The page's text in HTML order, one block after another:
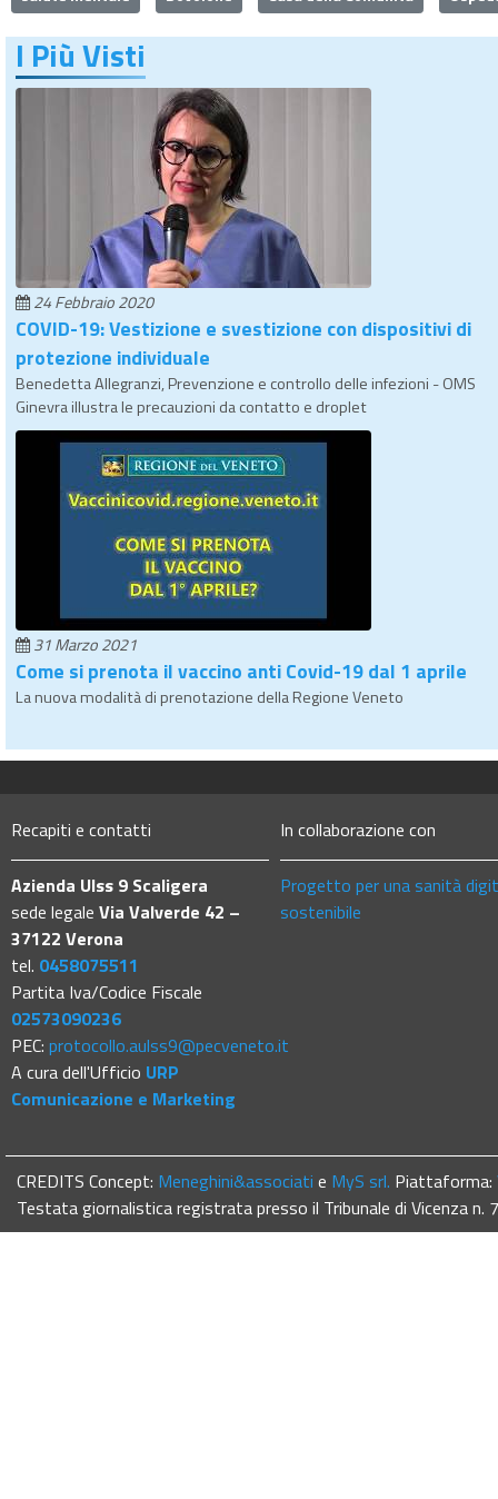
I Più Visti
24 Febbraio 2020
COVID-19: Vestizione e svestizione con dispositivi di
protezione individuale
Benedetta Allegranzi, Prevenzione e controllo delle infezioni - OMS
Ginevra illustra le precauzioni da contatto e droplet
31 Marzo 2021
Come si prenota il vaccino anti Covid-19 dal 1 aprile
La nuova modalità di prenotazione della Regione Veneto
Recapiti e contatti
Azienda Ulss 9 Scaligera
sede legale Via Valverde 42 –
37122 Verona
tel. 0458075511
Partita Iva/Codice Fiscale
02573090236
PEC: protocollo.aulss9@pecveneto.it
A cura dell'Ufficio URP
Comunicazione e Marketing
In collaborazione con
Progetto per una sanità
sostenibile
CREDITS Concept: Meneghini&associati e MyS srl. Piattaforma:
Testata giornalistica registrata presso il Tribunale di Vicenza n.